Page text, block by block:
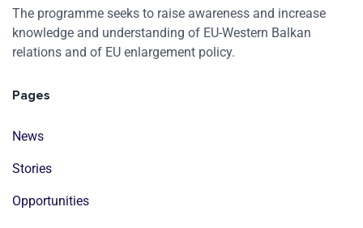
The programme seeks to raise awareness and increase
knowledge and understanding of EU-Western Balkan
relations and of EU enlargement policy.
Pages
News
Stories
Opportunities